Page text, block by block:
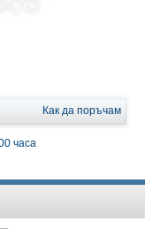
Как да поръчам
часа